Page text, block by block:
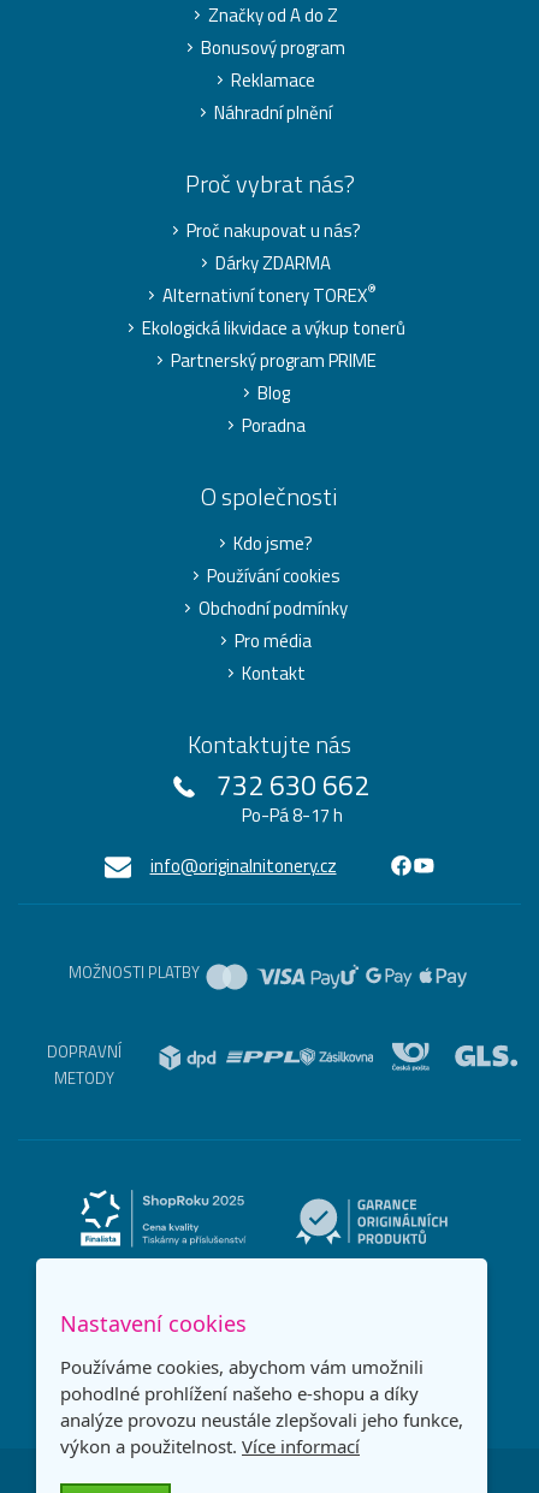
Značky od A do Z
Bonusový program
Reklamace
Náhradní plnění
Proč vybrat nás?
Proč nakupovat u nás?
Dárky ZDARMA
Alternativní tonery TOREX®
Ekologická likvidace a výkup tonerů
Partnerský program PRIME
Blog
Poradna
O společnosti
Kdo jsme?
Používání cookies
Obchodní podmínky
Pro média
Kontakt
Kontaktujte nás
732 630 662
Po-Pá 8-17 h
info@originalnitonery.cz
MOŽNOSTI PLATBY
DOPRAVNÍ
METODY
Nastavení cookies
Používáme cookies, abychom vám umožnili
pohodlné prohlížení našeho e-shopu a díky
analýze provozu neustále zlepšovali jeho funkce,
výkon a použitelnost. Více informací